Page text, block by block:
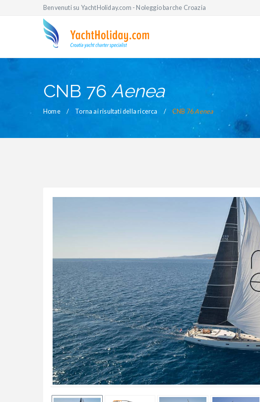
Benvenuti su YachtHoliday.com - Noleggio barche Croazia
CNB 76Aenea
Home Torna ai risultati della ricerca CNB 76Aenea